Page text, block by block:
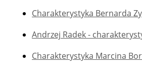
Charakterystyka Bernarda
Andrzej Radek -
Charakterystyka Marcina